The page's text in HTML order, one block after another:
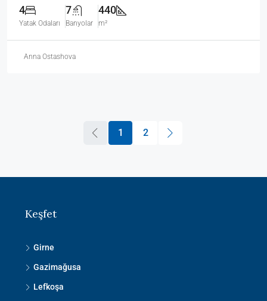
4
Yatak Odaları
7
Banyolar
440
m²
Anna Ostashova
1 2
Keşfet
Girne
Gazimağusa
Lefkoşa